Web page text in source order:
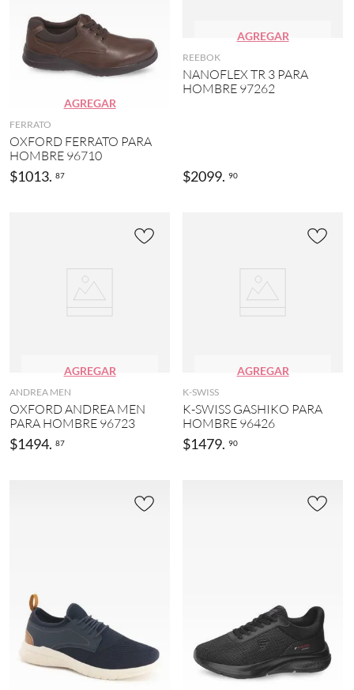
AGREGAR
FERRATO
OXFORD FERRATO PARA
HOMBRE 96710
$1013. 87
AGREGAR
REEBOK
NANOFLEX TR 3 PARA
HOMBRE 97262
$2099. 90
AGREGAR
ANDREA MEN
OXFORD ANDREA MEN
PARA HOMBRE 96723
$1494. 87
AGREGAR
K-SWISS
K-SWISS GASHIKO PARA
HOMBRE 96426
$1479. 90